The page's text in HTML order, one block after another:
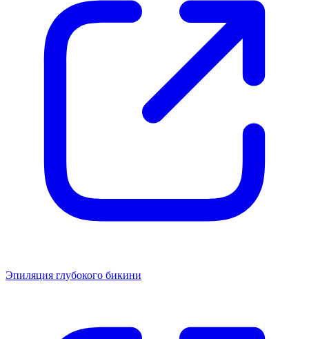
Эпиляция глубокого бикини